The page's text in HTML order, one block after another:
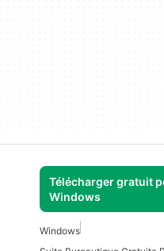
Télécharger gratuit
Windows
Windows